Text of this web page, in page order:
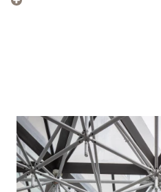
bureaux,
coworking,
fabLab/makerSpace,
centre de
conférence,
restauration, etc.